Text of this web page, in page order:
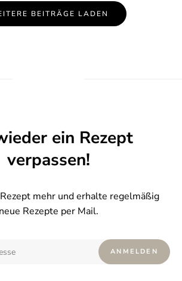
BEITRÄGE LADEN
ein Rezept
verpassen!
mehr und erhalte regelmäßig
neue Rezepte per Mail.